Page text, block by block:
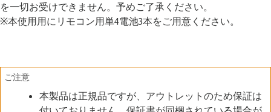
を一切お受けできません。予めご了承ください。
※本使用用にリモコン用単4電池3本をご用意ください。
ご注意
本製品は正規品ですが、アウトレットのため保証は